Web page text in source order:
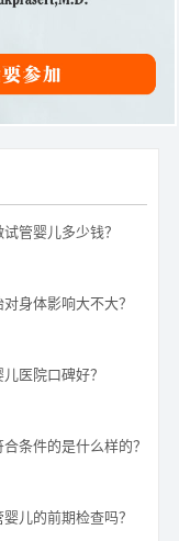
管婴儿多少钱？
身体影响大不大？
医院口碑好？
条件的是什么样的？
儿的前期检查吗？